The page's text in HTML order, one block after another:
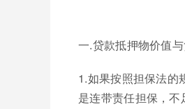
一.贷款抵押物价值
1.如果按照担保法的
是连带责任担保，